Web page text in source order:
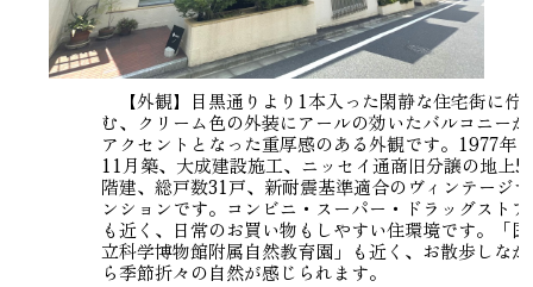
【外観】目黒通りより1本入った閑静な住宅街に佇
む、クリーム色の外装にアールの効いたバルコニーが
アクセントとなった重厚感のある外観です。1977年
11月築、大成建設施工、ニッセイ通商旧分譲の地上5
階建、総戸数31戸、新耐震基準適合のヴィンテージマ
ンションです。コンビニ・スーパー・ドラッグストア
も近く、日常のお買い物もしやすい住環境です。「国
立科学博物館附属自然教育園」も近く、お散歩しなが
ら季節折々の自然が感じられます。